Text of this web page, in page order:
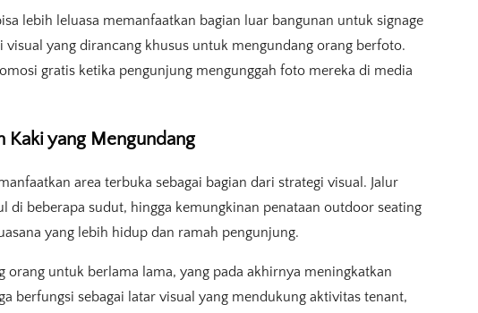
lebih leluasa memanfaatkan bagian luar bangunan untuk signage
yang dirancang khusus untuk mengundang orang berfoto.
gratis ketika pengunjung mengunggah foto mereka di media
Kaki yang Mengundang
area terbuka sebagai bagian dari strategi visual. Jalur
di beberapa sudut, hingga kemungkinan penataan outdoor seating
yang lebih hidup dan ramah pengunjung.
orang untuk berlama lama, yang pada akhirnya meningkatkan
berfungsi sebagai latar visual yang mendukung aktivitas tenant,